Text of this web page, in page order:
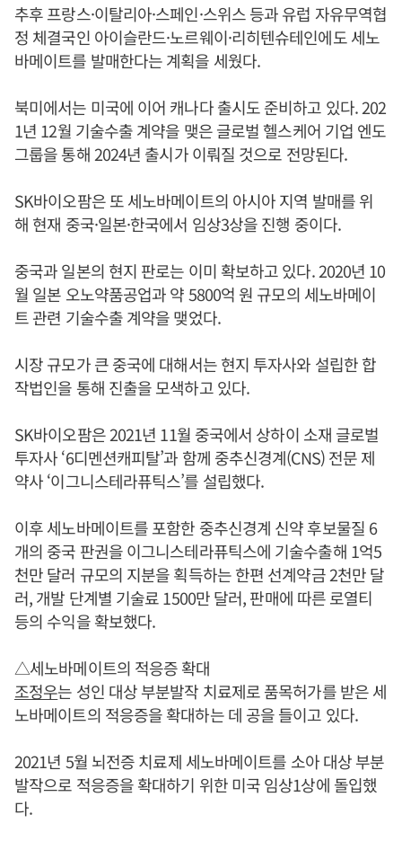
추후 프랑스·이탈리아·스페인·스위스 등과 유럽 자유무역협
정 체결국인 아이슬란드·노르웨이·리히텐슈테인에도 세노
바메이트를 발매한다는 계획을 세웠다.
북미에서는 미국에 이어 캐나다 출시도 준비하고 있다. 202
1년 12월 기술수출 계약을 맺은 글로벌 헬스케어 기업 엔도
그룹을 통해 2024년 출시가 이뤄질 것으로 전망된다.
SK바이오팜은 또 세노바메이트의 아시아 지역 발매를 위
해 현재 중국·일본·한국에서 임상3상을 진행 중이다.
중국과 일본의 현지 판로는 이미 확보하고 있다. 2020년 10
월 일본 오노약품공업과 약 5800억 원 규모의 세노바메이
트 관련 기술수출 계약을 맺었다.
시장 규모가 큰 중국에 대해서는 현지 투자사와 설립한 합
작법인을 통해 진출을 모색하고 있다.
SK바이오팜은 2021년 11월 중국에서 상하이 소재 글로벌
투자사 ‘6디멘션캐피탈’과 함께 중추신경계(CNS) 전문 제
약사 ‘이그니스테라퓨틱스’를 설립했다.
이후 세노바메이트를 포함한 중추신경계 신약 후보물질 6
개의 중국 판권을 이그니스테라퓨틱스에 기술수출해 1억5
천만 달러 규모의 지분을 획득하는 한편 선계약금 2천만 달
러, 개발 단계별 기술료 1500만 달러, 판매에 따른 로열티
등의 수익을 확보했다.
△세노바메이트의 적응증 확대
조정우는 성인 대상 부분발작 치료제로 품목허가를 받은 세
노바메이트의 적응증을 확대하는 데 공을 들이고 있다.
2021년 5월 뇌전증 치료제 세노바메이트를 소아 대상 부분
발작으로 적응증을 확대하기 위한 미국 임상1상에 돌입했
다.